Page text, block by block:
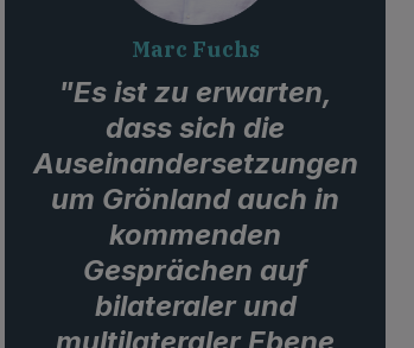
Marc Fuchs
"Es ist zu erwarten,
dass sich die
Auseinandersetzungen
um Grönland auch in
kommenden
Gesprächen auf
bilateraler und